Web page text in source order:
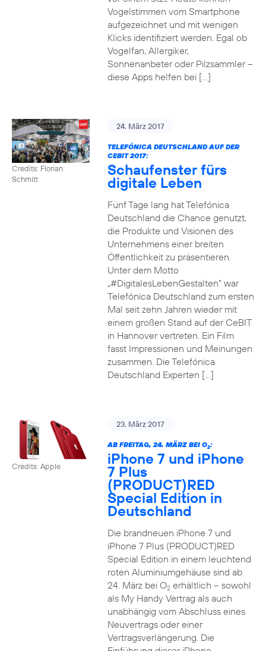
Vogelstimmen vom Smartphone
aufgezeichnet und mit wenigen
Klicks identifiziert werden. Egal ob
Vogelfan, Allergiker,
Sonnenanbeter oder Pilzsammler –
diese Apps helfen bei […]
Credits: Florian
Schmitt
24. März 2017
TELEFÓNICA DEUTSCHLAND AUF DER
CEBIT 2017:
Schaufenster fürs
digitale Leben
Fünf Tage lang hat Telefónica
Deutschland die Chance genutzt,
die Produkte und Visionen des
Unternehmens einer breiten
Öffentlichkeit zu präsentieren.
Unter dem Motto
„#DigitalesLebenGestalten“ war
Telefónica Deutschland zum ersten
Mal seit zehn Jahren wieder mit
einem großen Stand auf der CeBIT
in Hannover vertreten. Ein Film
fasst Impressionen und Meinungen
zusammen. Die Telefónica
Deutschland Experten […]
Credits: Apple
23. März 2017
AB FREITAG, 24. MÄRZ BEI O2:
iPhone 7 und iPhone
7 Plus
(PRODUCT)RED
Special Edition in
Deutschland
Die brandneuen iPhone 7 und
iPhone 7 Plus (PRODUCT)RED
Special Edition in einem leuchtend
roten Aluminiumgehäuse sind ab
24. März bei O2erhältlich – sowohl
als My Handy Vertrag als auch
unabhängig vom Abschluss eines
Neuvertrags oder einer
Vertragsverlängerung. Die